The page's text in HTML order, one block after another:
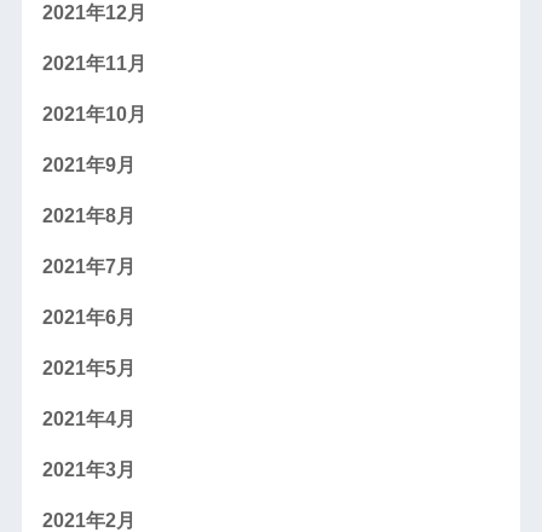
2021年12月
2021年11月
2021年10月
2021年9月
2021年8月
2021年7月
2021年6月
2021年5月
2021年4月
2021年3月
2021年2月